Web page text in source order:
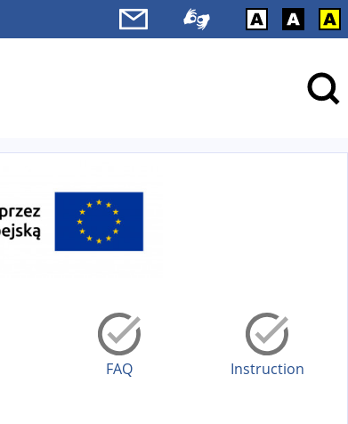
FAQ Instruction